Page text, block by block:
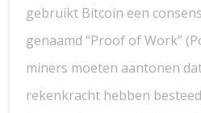
gebruikt Bitcoin een
genaamd “Proof of Work”
miners moeten aantonen
rekenkracht hebben